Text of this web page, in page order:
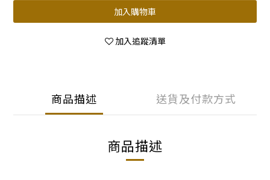
加入購物車
加入追蹤清單
商品描述 送貨及付款方式
商品描述